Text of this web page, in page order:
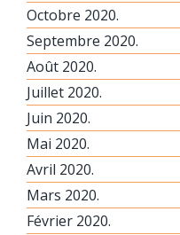
Octobre 2020.
Septembre 2020.
Août 2020.
Juillet 2020.
Juin 2020.
Mai 2020.
Avril 2020.
Mars 2020.
Février 2020.